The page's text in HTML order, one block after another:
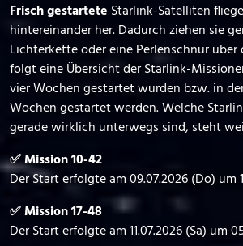
Frisch gestartete Starlink-Satelliten
hintereinander her. Dadurch ziehen sie
Lichterkette oder eine Perlenschnur über
folgt eine Übersicht der Starlink-
vier Wochen gestartet wurden bzw. in
Wochen gestartet werden. Welche
gerade wirklich unterwegs sind, steht
✅ Mission 10-42
Der Start erfolgte am 09.07.2026 (Do) um
✅ Mission 17-48
Der Start erfolgte am 11.07.2026 (Sa) um